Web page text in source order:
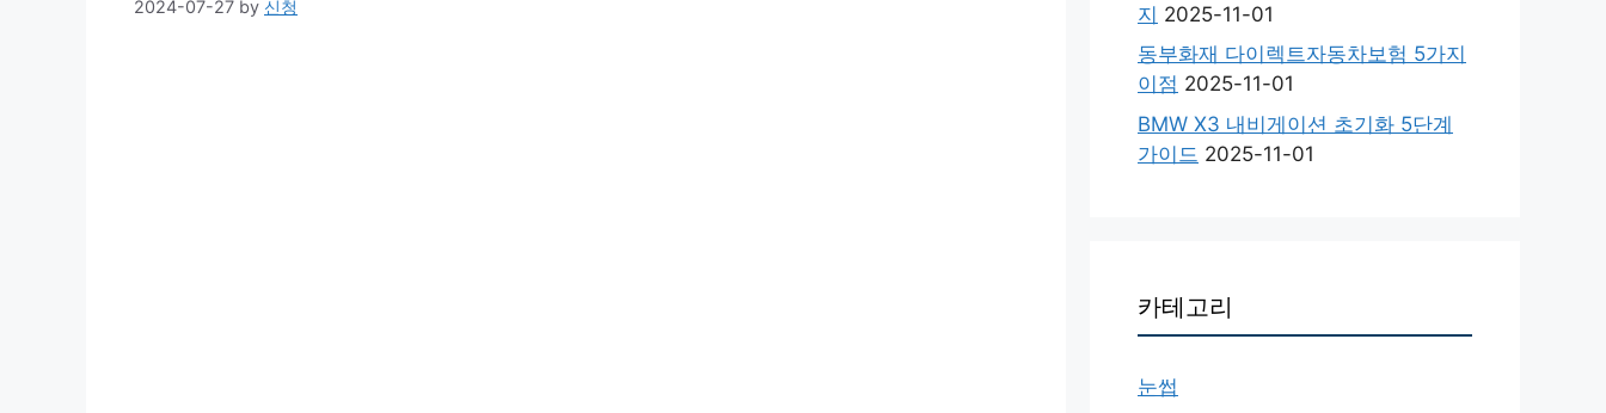
2024-07-27 by 신청
지 2025-11-01
동부화재 다이렉트자동차보험 5가지
이점 2025-11-01
BMW X3 내비게이션 초기화 5단계
가이드 2025-11-01
카테고리
눈썹